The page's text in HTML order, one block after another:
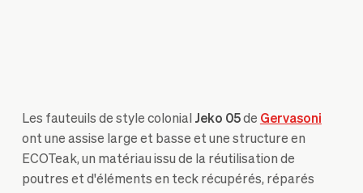
Les fauteuils de style colonial Jeko 05de Gervasoni
ont une assise large et basse et une structure en
ECOTeak, un matériau issu de la réutilisation de
poutres et d'éléments en teck récupérés, réparés